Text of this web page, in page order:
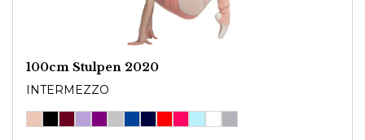
100cm Stulpen 2020
INTERMEZZO